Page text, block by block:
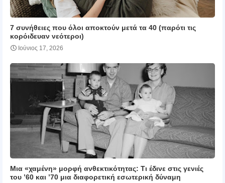
7 συνήθειες που όλοι αποκτούν μετά τα 40 (παρότι τις
κορόιδευαν νεότεροι)
Ιούνιος 17, 2026
Μια «χαμένη» μορφή ανθεκτικότητας: Τι έδινε στις γενιές
του ’60 και ’70 μια διαφορετική εσωτερική δύναμη